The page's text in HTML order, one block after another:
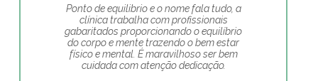
Ponto de equilibrio e o nome fala tudo, a
clínica trabalha com profissionais
gabaritados proporcionando o equilíbrio
do corpo e mente trazendo o bem estar
físico e mental. É maravilhoso ser bem
cuidada com atenção dedicação.